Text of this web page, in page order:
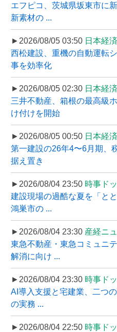
エフピコ、茨城県坂東市に
新素材の ...
►2026/08/05 03:50 日本経
西松建設、重機の自動運転
事を効率化
►2026/08/05 02:30 日本経
三井不動産、箱根の最高級
け付けを開始
►2026/08/05 00:50 日本経
第一建設の26年4〜6月期、
据え置き
►2026/08/04 23:50 時事ド
建設現場の過酷な夏を「と
鴻巣市の ...
►2026/08/04 23:30 産経ニ
東急不動産・東急コミュニ
解消に向け ...
►2026/08/04 23:30 時事ド
AI導入支援と宅建業、二つ
の実務 ...
►2026/08/04 22:50 時事ド